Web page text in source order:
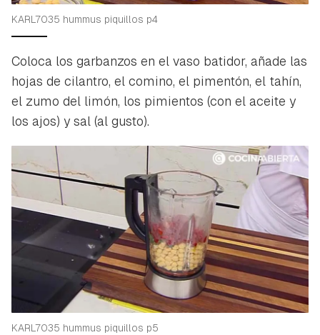
KARL7035 hummus piquillos p4
Coloca los garbanzos en el vaso batidor, añade las
hojas de cilantro, el comino, el pimentón, el tahín,
el zumo del limón, los pimientos (con el aceite y
los ajos) y sal (al gusto).
KARL7035 hummus piquillos p5